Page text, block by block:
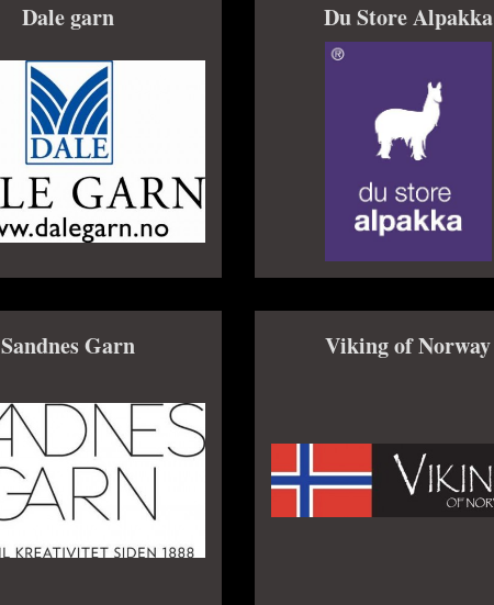
Dale garn Du Store Alpakka
Sandnes Garn Viking of Norway